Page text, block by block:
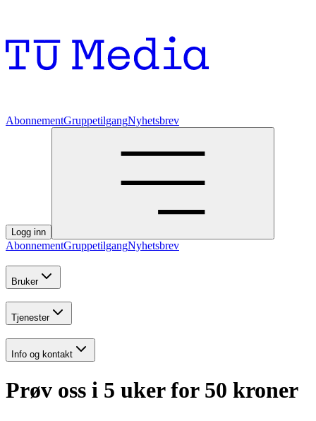
AbonnementGruppetilgangNyhetsbrev
Logg inn
AbonnementGruppetilgangNyhetsbrev
Bruker
Tjenester
Info og kontakt
Prøv oss i 5 uker for 50 kroner